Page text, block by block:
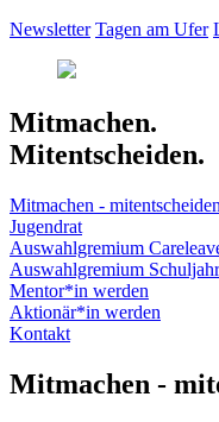
Newsletter Tagen am Ufer
Mitmachen.
Mitentscheiden.
Mitmachen - mitentscheiden
Jugendrat
Auswahlgremium
Auswahlgremium
Mentor*in werden
Aktionär*in werden
Kontakt
Mitmachen -